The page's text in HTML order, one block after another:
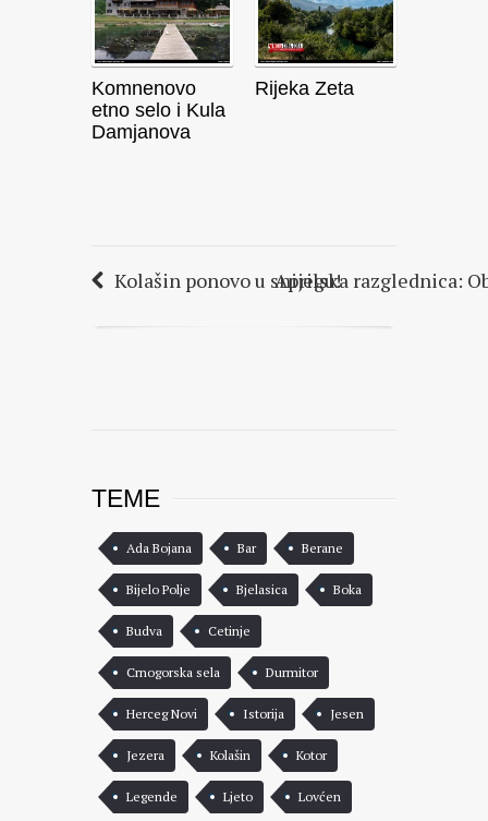
Komnenovo
etno selo i Kula
Damjanova
Rijeka Zeta
Kolašin ponovo u snijegu!Aprilska razglednica:
TEME
Ada Bojana Bar Berane
Bijelo Polje Bjelasica Boka
Budva Cetinje
Crnogorska sela Durmitor
Herceg Novi Istorija Jesen
Jezera Kolašin Kotor
Legende Ljeto Lovćen